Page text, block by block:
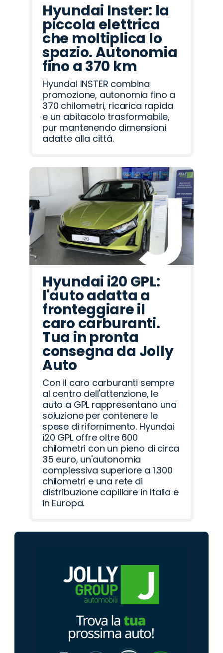
Hyundai Inster: la
piccola elettrica
che moltiplica lo
spazio. Autonomia
fino a 370 km
Hyundai INSTER combina
promozione, autonomia fino a
370 chilometri, ricarica rapida
e un abitacolo trasformabile,
pur mantenendo dimensioni
adatte alla città.
Hyundai i20 GPL:
l'auto adatta a
fronteggiare il
caro carburanti.
Tua in pronta
consegna da Jolly
Auto
Con il caro carburanti sempre
al centro dell'attenzione, le
auto a GPL rappresentano una
soluzione per contenere le
spese di rifornimento. Hyundai
i20 GPL offre oltre 600
chilometri con un pieno di circa
35 euro, un'autonomia
complessiva superiore a 1.300
chilometri e una rete di
distribuzione capillare in Italia e
in Europa.